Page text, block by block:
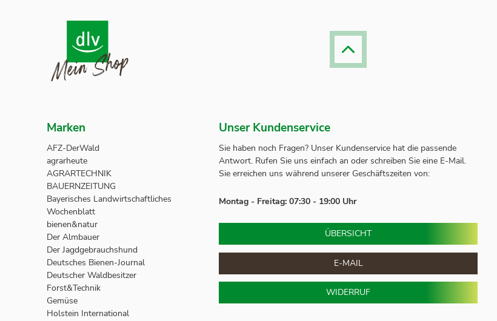
Marken
AFZ-DerWald
agrarheute
AGRARTECHNIK
BAUERNZEITUNG
Bayerisches Landwirtschaftliches
Wochenblatt
bienen&natur
Der Almbauer
Der Jagdgebrauchshund
Deutsches Bienen-Journal
Deutscher Waldbesitzer
Forst&Technik
Gemüse
Holstein International
Unser Kundenservice
Sie haben noch Fragen? Unser Kundenservice hat die passende
Antwort. Rufen Sie uns einfach an oder schreiben Sie eine E-Mail.
Sie erreichen uns während unserer Geschäftszeiten von:
Montag - Freitag: 07:30 - 19:00 Uhr
ÜBERSICHT
E-MAIL
WIDERRUF